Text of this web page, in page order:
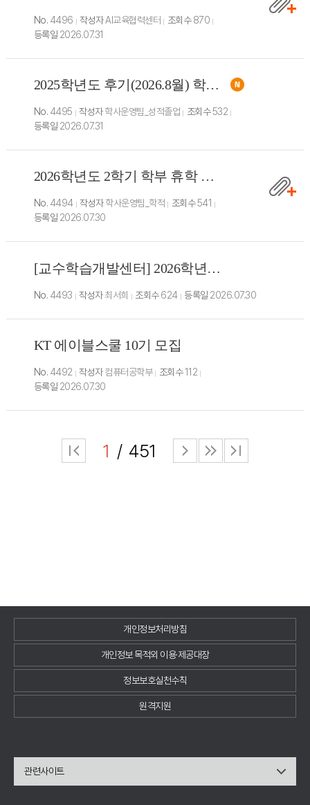
No. 4496 작성자AI교육협력센터 조회수 870
등록일 2026.07.31
2025학년도 후기(2026.8월) 학위수여 안내
No. 4495 작성자학사운영팀_성적졸업 조회수532
등록일 2026.07.31
2026학년도 2학기 학부 휴학 신청 안내
No. 4494 작성자학사운영팀_학적 조회수541
등록일 2026.07.30
[교수학습개발센터] 2026학년도 2학기 TU-PBL 교과목 안내
No. 4493 작성자최서희 조회수624 등록일 2026.07.30
KT 에이블스쿨 10기 모집
No. 4492 작성자컴퓨터공학부 조회수112
등록일 2026.07.30
1 451
개인정보처리방침
개인정보 목적외 이용·제공대장
정보보호실천수칙
원격지원
관련사이트